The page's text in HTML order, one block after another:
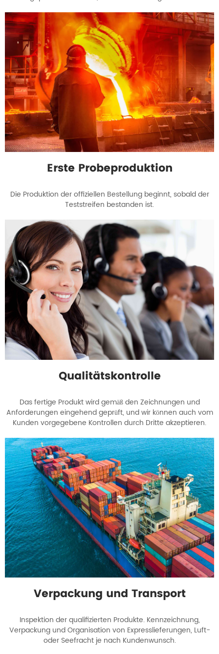
Erste Probeproduktion
Die Produktion der offiziellen Bestellung beginnt, sobald der
Teststreifen bestanden ist.
Qualitätskontrolle
Das fertige Produkt wird gemäß den Zeichnungen und
Anforderungen eingehend geprüft, und wir können auch vom
Kunden vorgegebene Kontrollen durch Dritte akzeptieren.
Verpackung und Transport
Inspektion der qualifizierten Produkte. Kennzeichnung,
Verpackung und Organisation von Expresslieferungen, Luft-
oder Seefracht je nach Kundenwunsch.